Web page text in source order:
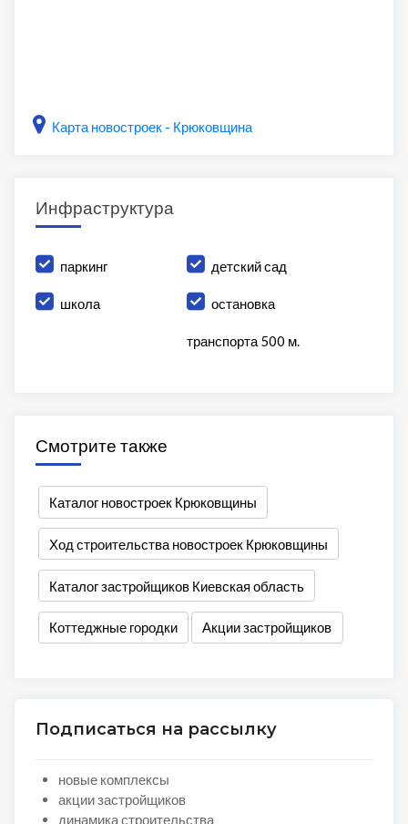
Карта новостроек - Крюковщина
Инфраструктура
паркинг детский сад
школа остановка
транспорта 500 м.
Смотрите также
Каталог новостроек Крюковщины
Ход строительства новостроек Крюковщины
Каталог застройщиков Киевская область
Коттеджные городки Акции застройщиков
Подписаться на рассылку
новые комплексы
акции застройщиков
динамика строительства